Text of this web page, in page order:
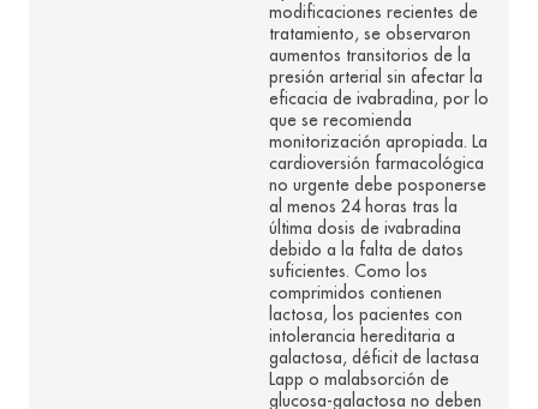
modificaciones recientes de
tratamiento, se observaron
aumentos transitorios de la
presión arterial sin afectar la
eficacia de ivabradina, por lo
que se recomienda
monitorización apropiada. La
cardioversión farmacológica
no urgente debe posponerse
al menos 24 horas tras la
última dosis de ivabradina
debido a la falta de datos
suficientes. Como los
comprimidos contienen
lactosa, los pacientes con
intolerancia hereditaria a
galactosa, déficit de lactasa
Lapp o malabsorción de
glucosa-galactosa no deben